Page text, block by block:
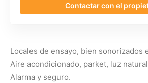
Contactar con el
Locales de ensayo, bien sonorizados
Aire acondicionado, parket, luz
Alarma y seguro.